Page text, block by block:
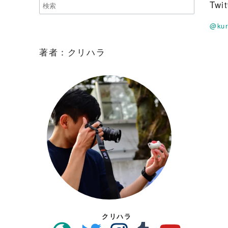
著者：クリハラ
クリハラ